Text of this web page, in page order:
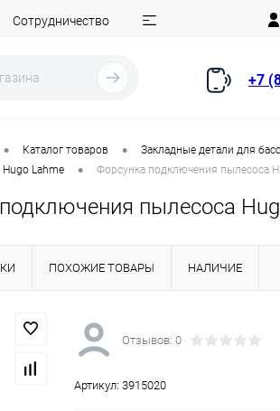
Сотрудничество
+7
• Каталог товаров • Закладные детали для
Lahme • Форсунка подключения пылесоса
пылесоса
ПОХОЖИЕ ТОВАРЫ НАЛИЧИЕ
Отзывов: 0
Артикул: 3915020